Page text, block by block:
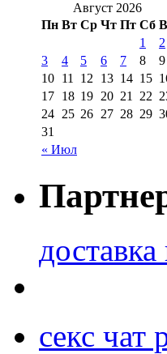
Август 2026
Пн Вт Ср Чт Пт Сб
« Июл
1
2
3
4 5 6 7 8
9
10 11 12 13 14 15
17 18 19 20 21 22
24 25 26 27 28 29
31
доставка
секс чат